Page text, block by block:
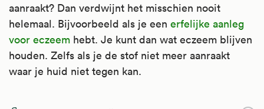
aanraakt? Dan verdwijnt het misschien nooit
helemaal. Bijvoorbeeld als je een erfelijke aanleg
voor eczeem hebt. Je kunt dan wat eczeem blijven
houden. Zelfs als je de stof niet meer aanraakt
waar je huid niet tegen kan.